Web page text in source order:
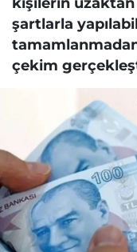
şartlarla
çekim